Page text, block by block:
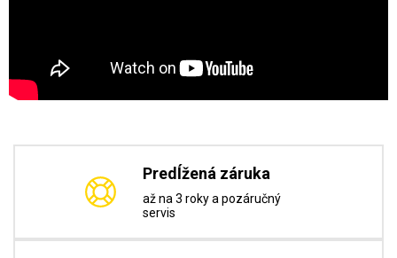
Predĺžená záruka
až na 3 roky a pozáručný
servis